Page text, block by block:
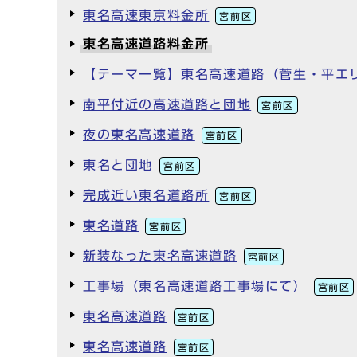
東名高速東京料金所 宮前区
東名高速道路料金所
【テーマ一覧】東名高速道路（菅生・平エ
南平付近の高速道路と団地 宮前区
夜の東名高速道路 宮前区
東名と団地 宮前区
完成近い東名道路所 宮前区
東名道路 宮前区
新装なった東名高速道路 宮前区
工事場（東名高速道路工事場にて） 宮前区
東名高速道路 宮前区
東名高速道路 宮前区